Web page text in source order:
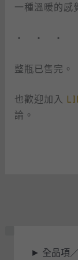
一種溫暖的感
・ ・ ・
整瓶已售完。
也歡迎加入
論。
► 全品項